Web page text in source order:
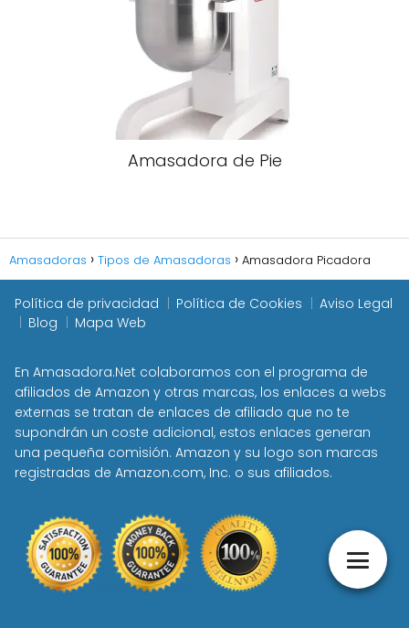
Amasadora de Pie
Amasadoras Tipos de Amasadoras Amasadora Picadora
Política de privacidad Política de Cookies
Aviso Legal
Blog
Mapa Web
En Amasadora.Net colaboramos con el programa de
afiliados de Amazon y otras marcas, los enlaces a webs
externas se tratan de enlaces de afiliado que no te
supondrán un coste adicional, estos enlaces generan
una pequeña comisión. Amazon y su logo son marcas
registradas de Amazon.com, Inc. o sus afiliados.